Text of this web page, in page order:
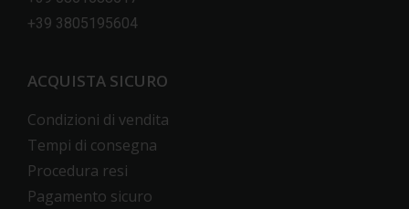
+39 3805195604
ACQUISTA SICURO
Condizioni di vendita
Tempi di consegna
Procedura resi
Pagamento sicuro